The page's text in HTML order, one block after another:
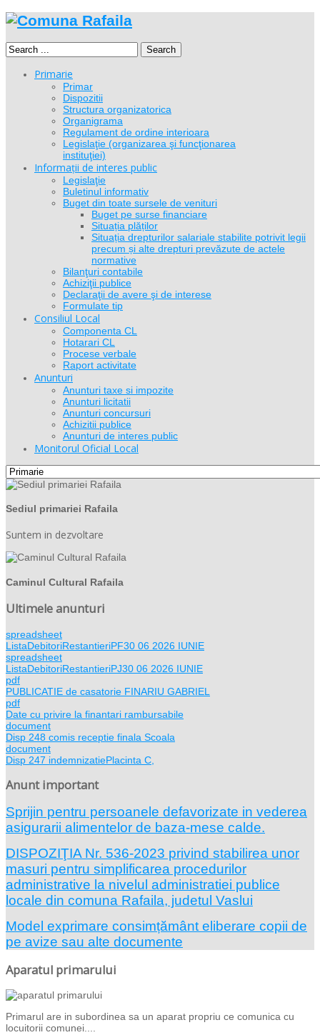
Search
Primarie
Primar
Dispozitii
Structura organizatorica
Organigrama
Regulament de ordine interioara
Legislaţie (organizarea şi funcţionarea
instituţiei)
Informații de interes public
Legislaţie
Buletinul informativ
Buget din toate sursele de venituri
Buget pe surse financiare
Situația plăților
Situația drepturilor salariale stabilite potrivit legii
precum și alte drepturi prevăzute de actele
normative
Bilanţuri contabile
Achiziţii publice
Declaraţii de avere şi de interese
Formulate tip
Consiliul Local
Componenta CL
Hotarari CL
Procese verbale
Raport activitate
Anunturi
Anunturi taxe si impozite
Anunturi licitatii
Anunturi concursuri
Achizitii publice
Anunturi de interes public
Monitorul Oficial Local
Sediul primariei Rafaila
Suntem in dezvoltare
Caminul Cultural Rafaila
Ultimele anunturi
spreadsheet
ListaDebitoriRestantieriPF30 06 2026 IUNIE
spreadsheet
ListaDebitoriRestantieriPJ30 06 2026 IUNIE
pdf
PUBLICATIE de casatorie FINARIU GABRIEL
pdf
Date cu privire la finantari rambursabile
document
Disp 248 comis receptie finala Scoala
document
Disp 247 indemnizatiePlacinta C,
Anunt important
Sprijin pentru persoanele defavorizate in vederea
asigurarii alimentelor de baza-mese calde.
DISPOZIŢIA Nr. 536-2023 privind stabilirea unor
masuri pentru simplificarea procedurilor
administrative la nivelul administratiei publice
locale din comuna Rafaila, judetul Vaslui
Model exprimare consimțământ eliberare copii de
pe avize sau alte documente
Aparatul primarului
Primarul are in subordinea sa un aparat propriu ce comunica cu
locuitorii comunei....